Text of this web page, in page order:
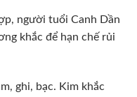
người tuổi Canh Dần
khắc để hạn chế rủi
ghi, bạc. Kim khắc